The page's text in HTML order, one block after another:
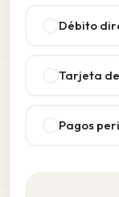
Débito
Tarjeta
Pagos